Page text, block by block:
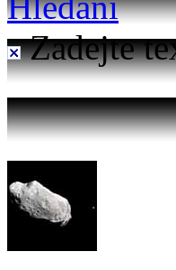
Zadejte